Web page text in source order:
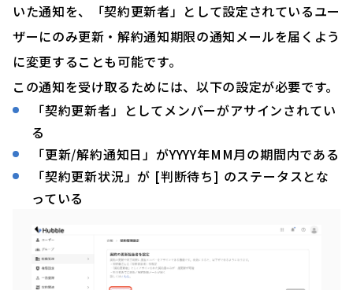
いた通知を、「契約更新者」として設定されているユー
ザーにのみ更新・解約通知期限の通知メールを届くよう
に変更することも可能です。
この通知を受け取るためには、以下の設定が必要です。
「契約更新者」としてメンバーがアサインされてい
る
「更新/解約通知日」がYYYY年MM月の期間内である
「契約更新状況」が [判断待ち] のステータスとな
っている